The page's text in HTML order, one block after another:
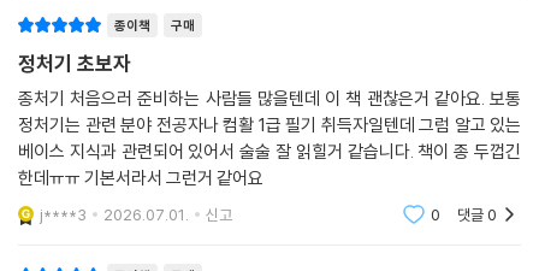
종이책 구매
정처기 초보자
종처기 처음으러 준비하는 사람들 많을텐데 이 책 괜찮은거 같아요. 보통
정처기는 관련 분야 전공자나 컴활 1급 필기 취득자일텐데 그럼 알고 있는
베이스 지식과 관련되어 있어서 술술 잘 읽힐거 같습니다. 책이 종 두껍긴
한데ㅠㅠ 기본서라서 그런거 같어요
j****3 2026.07.01. 신고 0 댓글0